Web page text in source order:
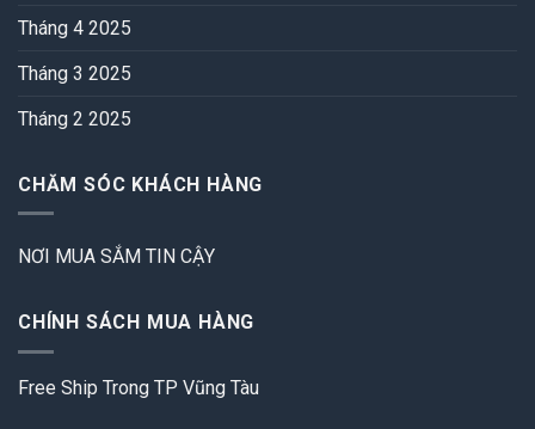
Tháng 4 2025
Tháng 3 2025
Tháng 2 2025
CHĂM SÓC KHÁCH HÀNG
NƠI MUA SẮM TIN CẬY
CHÍNH SÁCH MUA HÀNG
Free Ship Trong TP Vũng Tàu